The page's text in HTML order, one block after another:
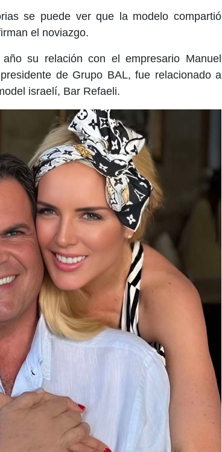
se puede ver que la modelo compartió
el noviazgo.
su relación con el empresario Manuel
de Grupo BAL, fue relacionado a
israelí, Bar Refaeli.